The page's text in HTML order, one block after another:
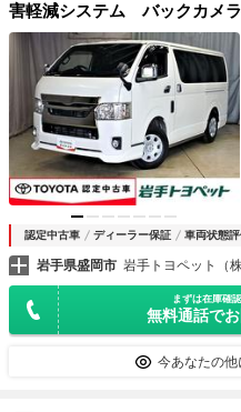
害軽減システム バックカメ
Ｄ メモリーナビ ＤＶＤ再
ーゼル フルセグ スマート
認定中古車 ディーラー保証 車両状態
岩手県盛岡市 岩手トヨペット（
まずは在庫確
無料通話で
今あなたの他